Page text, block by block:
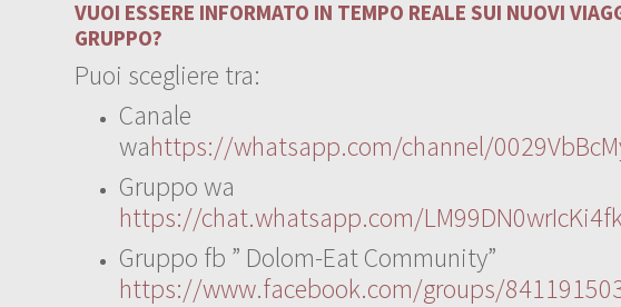
VUOI ESSERE INFORMATO IN TEMPO REALE SUI NUOVI
GRUPPO?
Puoi scegliere tra:
Canale
wahttps://whatsapp.com/channel/
Gruppo wa
https://chat.whatsapp.com/
Gruppo fb ” Dolom-Eat Community”
https://www.facebook.com/groups/